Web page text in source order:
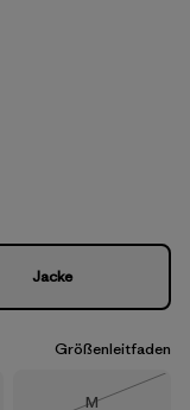
Jacke
Größenleitfaden
Größe
M